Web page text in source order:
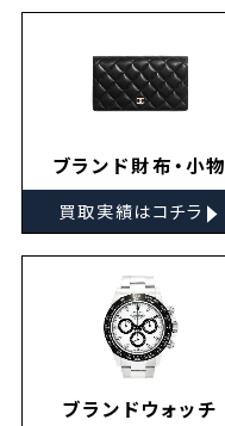
ブランド財布・小物
買取実績はコチラ ▸
ブランドウォッチ